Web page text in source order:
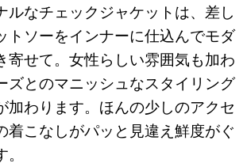
ルなチェックジャケットは、差し
トソーをインナーに仕込んでモダ
寄せて。女性らしい雰囲気も加わ
ズとのマニッシュなスタイリング
加わります。ほんの少しのアクセ
着こなしがパッと見違え鮮度がぐ